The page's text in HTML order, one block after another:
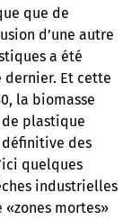
que de
d’une autre
a été
Et cette
la biomasse
de plastique
définitive des
quelques
industrielles
mortes»